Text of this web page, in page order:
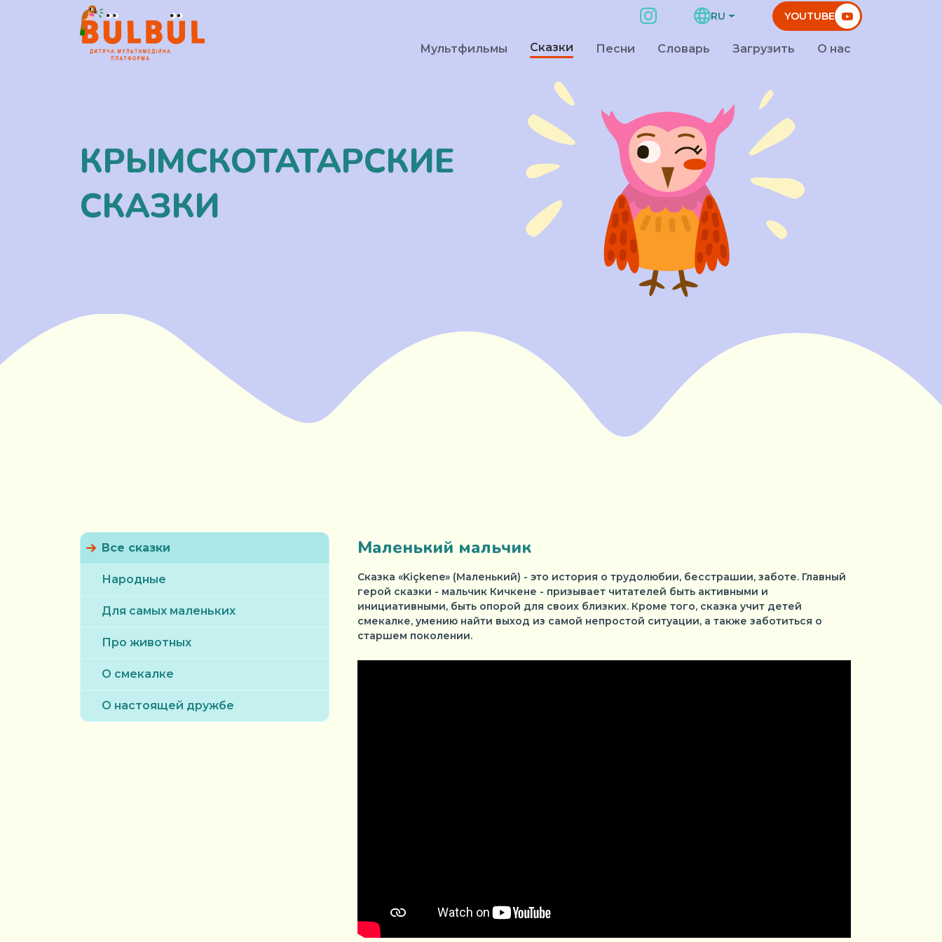
RU YOUTUBE
Мультфильмы Сказки Песни Словарь Загрузить О нас
КРЫМСКОТАТАРСКИЕ
СКАЗКИ
Все сказки
Народные
Для самых маленьких
Про животных
О смекалке
О настоящей дружбе
Маленький мальчик
Сказка «Kiçkene» (Маленький) - это история о трудолюбии, бесстрашии, заботе. Главный
герой сказки - мальчик Кичкене - призывает читателей быть активными и
инициативными, быть опорой для своих близких. Кроме того, сказка учит детей
смекалке, умению найти выход из самой непростой ситуации, а также заботиться о
старшем поколении.